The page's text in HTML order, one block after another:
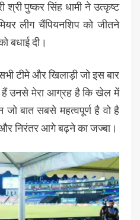
पुष्कर सिंह धामी ने उत्कृष्ट
लीग चैंपियनशिप को जीतने
बधाई दी।
टीमे और खिलाड़ी जो इस बार
उनसे मेरा आग्रह है कि खेल में
जो बात सबसे महत्वपूर्ण है वो है
निरंतर आगे बढ़ने का जज्बा।